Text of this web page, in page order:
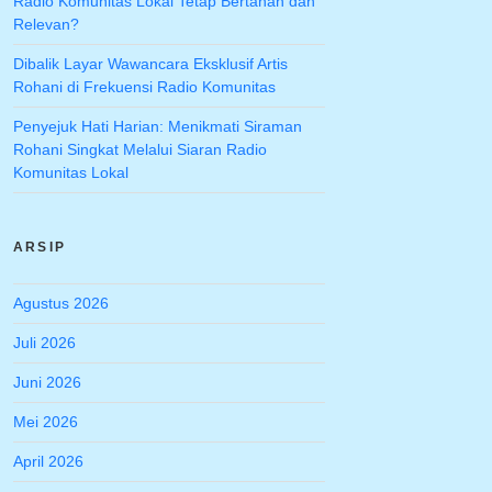
Relevan?
Dibalik Layar Wawancara Eksklusif Artis
Rohani di Frekuensi Radio Komunitas
Penyejuk Hati Harian: Menikmati Siraman
Rohani Singkat Melalui Siaran Radio
Komunitas Lokal
ARSIP
Agustus 2026
Juli 2026
Juni 2026
Mei 2026
April 2026